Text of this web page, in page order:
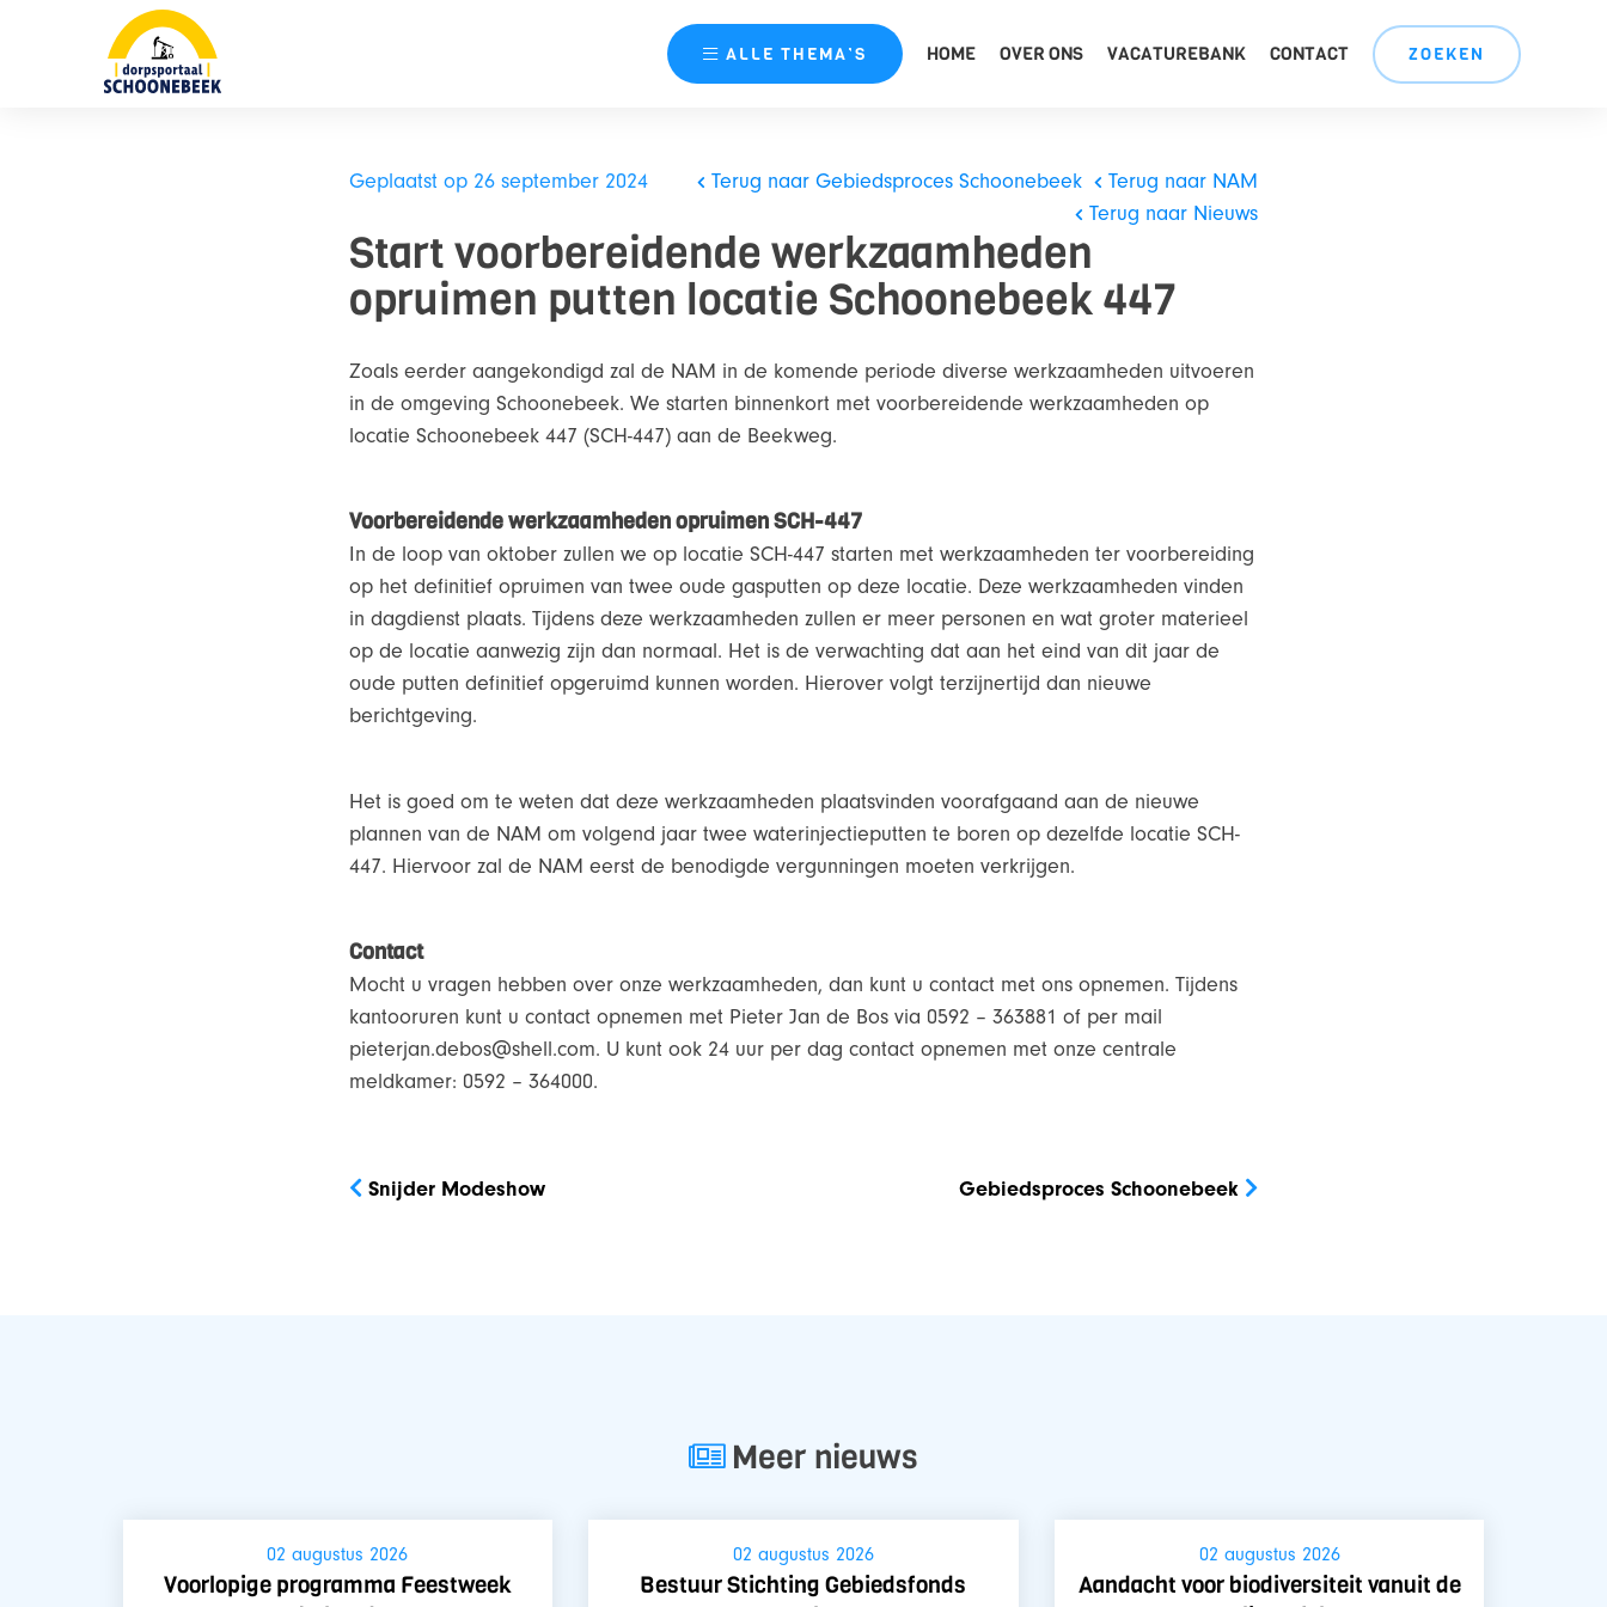
HOME OVER ONS VACATUREBANK CONTACT ZOEKEN
ALLE THEMA’S
Geplaatst op 26 september 2024 Terug naar NAM
Terug naar Gebiedsproces Schoonebeek
Terug naar Nieuws
Start voorbereidende werkzaamheden
opruimen putten locatie Schoonebeek 447
Zoals eerder aangekondigd zal de NAM in de komende periode diverse werkzaamheden uitvoeren
in de omgeving Schoonebeek. We starten binnenkort met voorbereidende werkzaamheden op
locatie Schoonebeek 447 (SCH-447) aan de Beekweg.
Voorbereidende werkzaamheden opruimen SCH-447
In de loop van oktober zullen we op locatie SCH-447 starten met werkzaamheden ter voorbereiding
op het definitief opruimen van twee oude gasputten op deze locatie. Deze werkzaamheden vinden
in dagdienst plaats. Tijdens deze werkzaamheden zullen er meer personen en wat groter materieel
op de locatie aanwezig zijn dan normaal. Het is de verwachting dat aan het eind van dit jaar de
oude putten definitief opgeruimd kunnen worden. Hierover volgt terzijnertijd dan nieuwe
berichtgeving.
Het is goed om te weten dat deze werkzaamheden plaatsvinden voorafgaand aan de nieuwe
plannen van de NAM om volgend jaar twee waterinjectieputten te boren op dezelfde locatie SCH-
447. Hiervoor zal de NAM eerst de benodigde vergunningen moeten verkrijgen.
Contact
Mocht u vragen hebben over onze werkzaamheden, dan kunt u contact met ons opnemen. Tijdens
kantooruren kunt u contact opnemen met Pieter Jan de Bos via 0592 – 363881 of per mail
pieterjan.debos@shell.com. U kunt ook 24 uur per dag contact opnemen met onze centrale
meldkamer: 0592 – 364000.
navigatie
Snijder Modeshow Gebiedsproces Schoonebeek
Meer nieuws
02 augustus 2026
Voorlopige programma Feestweek
02 augustus 2026
Bestuur Stichting Gebiedsfonds
02 augustus 2026
Aandacht voor biodiversiteit vanuit de